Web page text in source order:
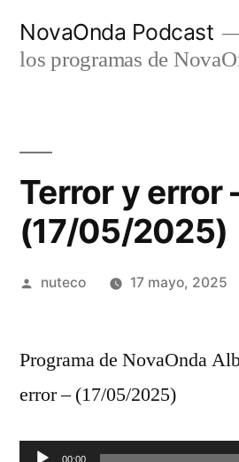
NovaOnda Podcast
los programas de
Terror y error
(17/05/2025)
Publicada
nuteco 17 mayo, 2025
Programa de NovaOnda
error – (17/05/2025)
00:00